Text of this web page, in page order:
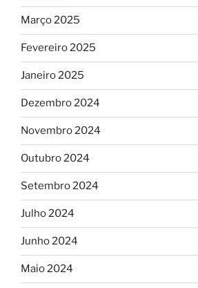
Março 2025
Fevereiro 2025
Janeiro 2025
Dezembro 2024
Novembro 2024
Outubro 2024
Setembro 2024
Julho 2024
Junho 2024
Maio 2024